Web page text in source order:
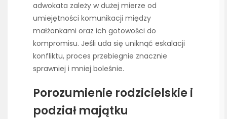
adwokata zależy w dużej mierze od
umiejętności komunikacji między
małżonkami oraz ich gotowości do
kompromisu. Jeśli uda się uniknąć eskalacji
konfliktu, proces przebiegnie znacznie
sprawniej i mniej boleśnie.
Porozumienie rodzicielskie i
podział majątku